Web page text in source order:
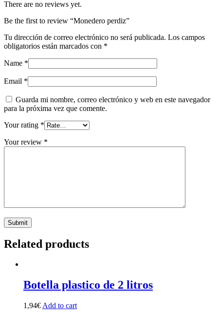
There are no reviews yet.
Be the first to review “Monedero perdiz”
Tu dirección de correo electrónico no será publicada. Los campos
obligatorios están marcados con *
Name *
Email *
Guarda mi nombre, correo electrónico y web en este navegador
para la próxima vez que comente.
Your rating *
Your review *
Related products
Botella plastico de 2 litros
1,94€ Add to cart